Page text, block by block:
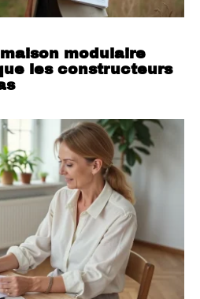
modulaire
les constructeurs